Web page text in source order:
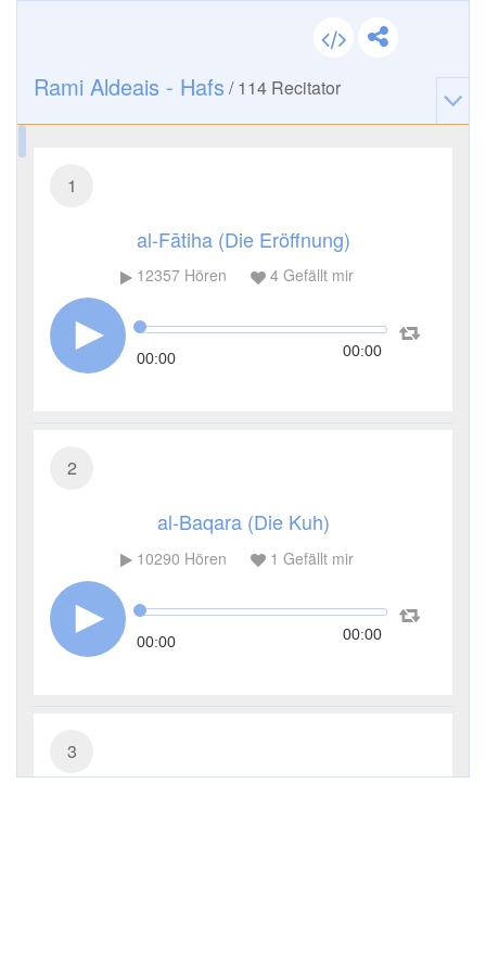
Rami Aldeais - Hafs /114 Recitator
1
al-Fātiha (Die Eröffnung)
12357Hören 4Gefällt mir
00:00 00:00
2
al-Baqara (Die Kuh)
10290 Hören 1 Gefällt mir
00:00 00:00
3